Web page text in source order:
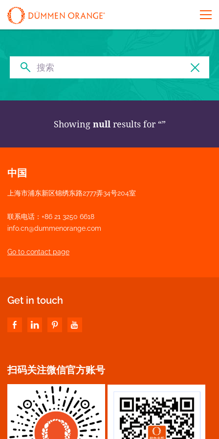
Showing nullresults for
中国
上海市浦东新区锦绣东路2777弄34号204室
联系电话：+86 21 3250 6618
info.cn@dummenorange.com
Go to contact page
Get in touch
扫码关注微信官方账号